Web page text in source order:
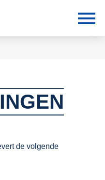
de volgende